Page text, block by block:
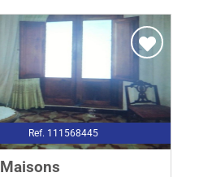
Ref. 111568445
Maisons